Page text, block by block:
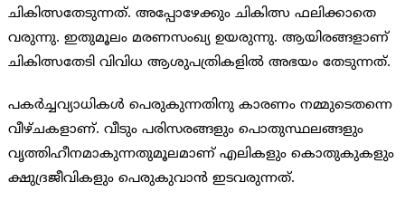
ചികിത്സതേടുന്നത്. അപ്പോഴേക്കും ചികിത്സ ഫലിക്കാതെ
വരുന്നു. ഇതുമൂലം മരണസംഖ്യ ഉയരുന്നു. ആയിരങ്ങളാണ്
ചികിത്സതേടി വിവിധ ആശുപത്രികളില്‍ അഭയം തേടുന്നത്.
പകര്‍ച്ചവ്യാധികള്‍ പെരുകുന്നതിനു കാരണം നമ്മുടെതന്നെ
വീഴ്ചകളാണ്. വീടും പരിസരങ്ങളും പൊതുസ്ഥലങ്ങളും
വൃത്തിഹീനമാകുന്നതുമൂലമാണ് എലികളും കൊതുകുകളും
ക്ഷുദ്രജീവികളും പെരുകുവാന്‍ ഇടവരുന്നത്.